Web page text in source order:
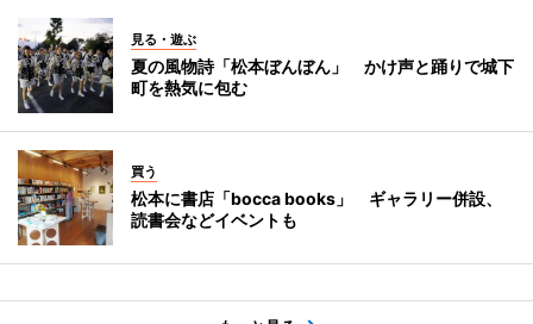
見る・遊ぶ
夏の風物詩「松本ぼんぼん」 かけ声と踊りで城下
町を熱気に包む
買う
松本に書店「bocca books」 ギャラリー併設、
読書会などイベントも